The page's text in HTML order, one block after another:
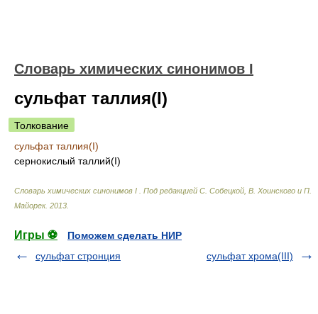
Cловарь химических синонимов I
сульфат таллия(I)
Толкование
сульфат таллия(I)
сернокислый таллий(I)
Cловарь химических синонимов I
Под редакцией С. Собецкой, В. Хоинского и П.
Майорек. 2013
Игры ⚽
Поможем сделать НИР
сульфат стронция
сульфат хрома(III)